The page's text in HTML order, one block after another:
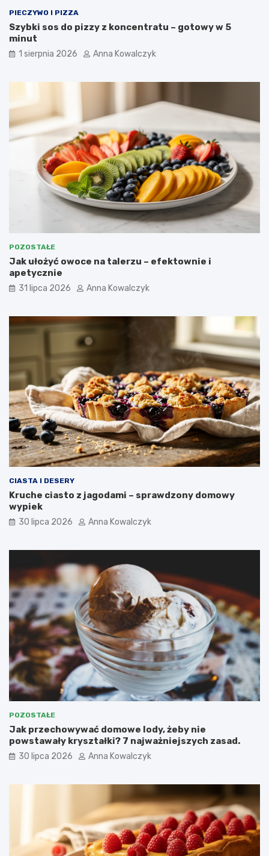
PIECZYWO I PIZZA
Szybki sos do pizzy z koncentratu – gotowy w 5
minut
1 sierpnia 2026 Anna Kowalczyk
POZOSTAŁE
Jak ułożyć owoce na talerzu – efektownie i
apetycznie
31 lipca 2026 Anna Kowalczyk
CIASTA I DESERY
Kruche ciasto z jagodami – sprawdzony domowy
wypiek
30 lipca 2026 Anna Kowalczyk
POZOSTAŁE
Jak przechowywać domowe lody, żeby nie
powstawały kryształki? 7 najważniejszych zasad.
30 lipca 2026 Anna Kowalczyk